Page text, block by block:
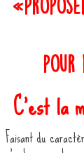
C’est la
Faisant du